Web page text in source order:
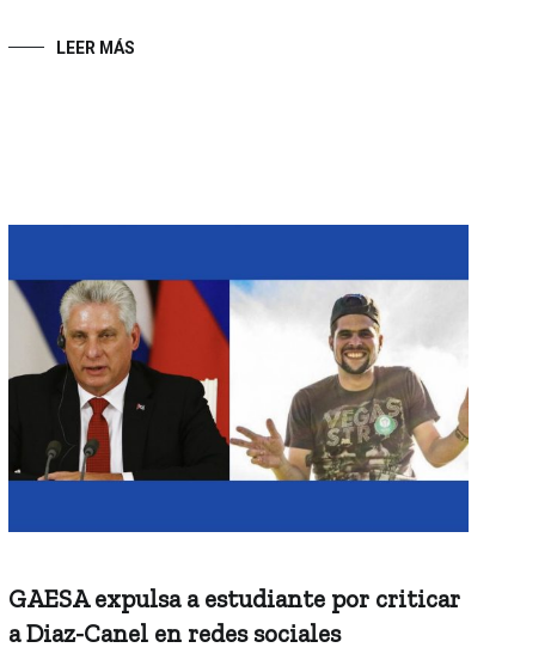
LEER MÁS
GAESA expulsa a estudiante por criticar
a Diaz-Canel en redes sociales